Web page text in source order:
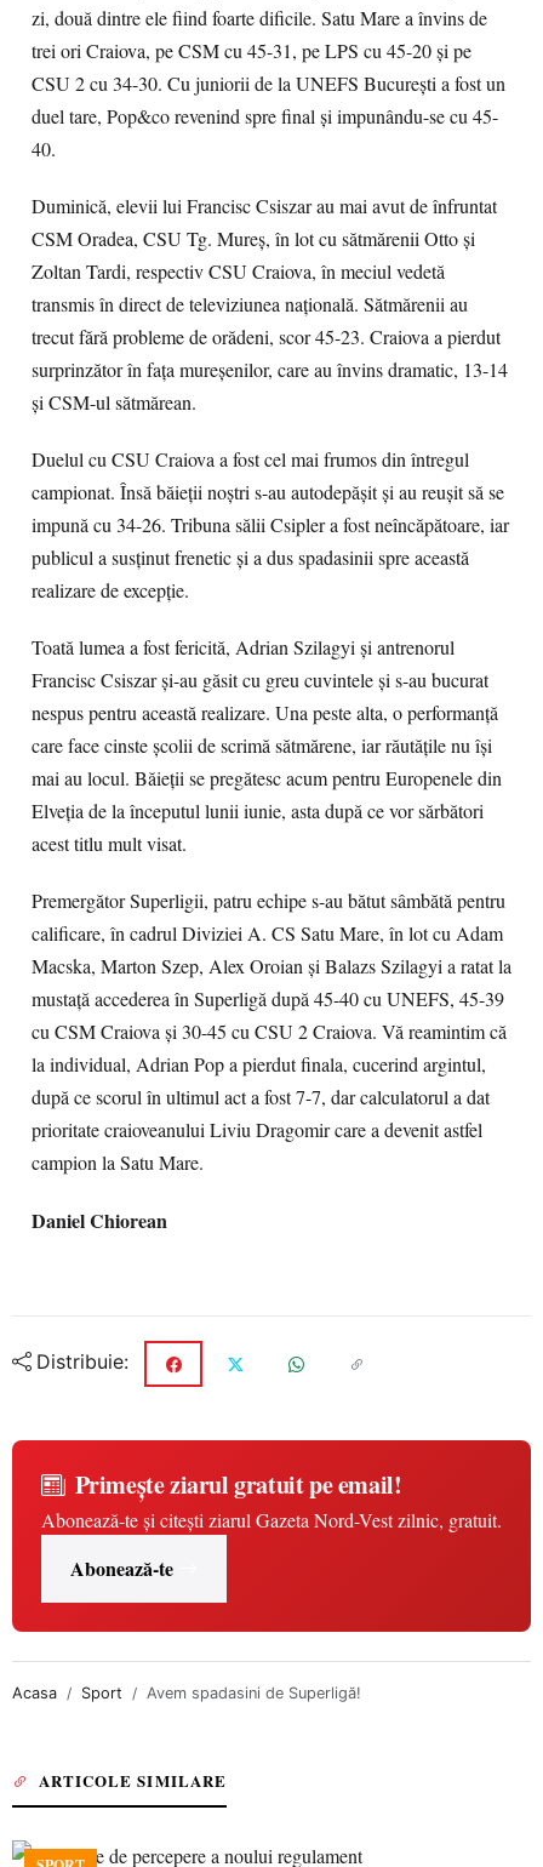
zi, două dintre ele fiind foarte dificile. Satu Mare a învins de
trei ori Craiova, pe CSM cu 45-31, pe LPS cu 45-20 şi pe
CSU 2 cu 34-30. Cu juniorii de la UNEFS Bucureşti a fost un
duel tare, Pop&co revenind spre final şi impunându-se cu 45-
40.
Duminică, elevii lui Francisc Csiszar au mai avut de înfruntat
CSM Oradea, CSU Tg. Mureş, în lot cu sătmărenii Otto şi
Zoltan Tardi, respectiv CSU Craiova, în meciul vedetă
transmis în direct de televiziunea naţională. Sătmărenii au
trecut fără probleme de orădeni, scor 45-23. Craiova a pierdut
surprinzător în faţa mureşenilor, care au învins dramatic, 13-14
şi CSM-ul sătmărean.
Duelul cu CSU Craiova a fost cel mai frumos din întregul
campionat. Însă băieţii noştri s-au autodepăşit şi au reuşit să se
impună cu 34-26. Tribuna sălii Csipler a fost neîncăpătoare, iar
publicul a susţinut frenetic şi a dus spadasinii spre această
realizare de excepţie.
Toată lumea a fost fericită, Adrian Szilagyi şi antrenorul
Francisc Csiszar şi-au găsit cu greu cuvintele şi s-au bucurat
nespus pentru această realizare. Una peste alta, o performanţă
care face cinste şcolii de scrimă sătmărene, iar răutăţile nu îşi
mai au locul. Băieţii se pregătesc acum pentru Europenele din
Elveţia de la începutul lunii iunie, asta după ce vor sărbători
acest titlu mult visat.
Premergător Superligii, patru echipe s-au bătut sâmbătă pentru
calificare, în cadrul Diviziei A. CS Satu Mare, în lot cu Adam
Macska, Marton Szep, Alex Oroian şi Balazs Szilagyi a ratat la
mustaţă accederea în Superligă după 45-40 cu UNEFS, 45-39
cu CSM Craiova şi 30-45 cu CSU 2 Craiova. Vă reamintim că
la individual, Adrian Pop a pierdut finala, cucerind argintul,
după ce scorul în ultimul act a fost 7-7, dar calculatorul a dat
prioritate craioveanului Liviu Dragomir care a devenit astfel
campion la Satu Mare.
Daniel Chiorean
Distribuie:
Primește ziarul gratuit pe email!
Abonează-te și citești ziarul Gazeta Nord-Vest zilnic, gratuit.
Abonează-te
Acasa Sport Avem spadasini de Superligă!
ARTICOLE SIMILARE